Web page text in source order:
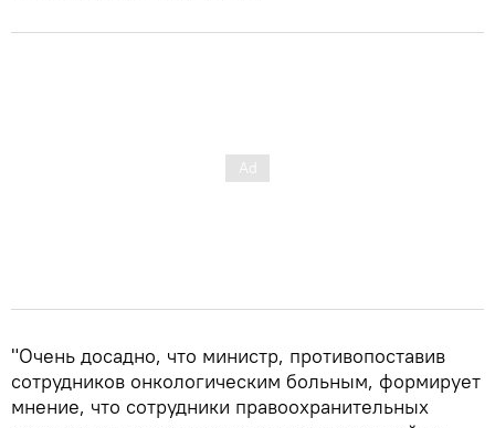
"Очень досадно, что министр, противопоставив
сотрудников онкологическим больным, формирует
мнение, что сотрудники правоохранительных